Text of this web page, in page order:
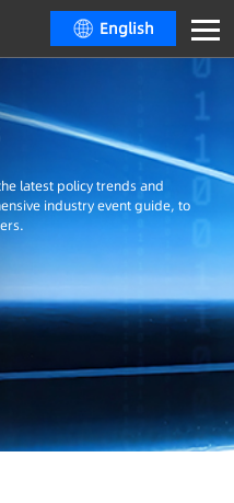
English
latest policy trends and
industry event guide, to